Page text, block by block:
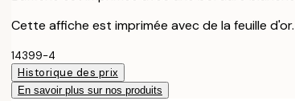
Cette affiche est imprimée avec de la feuille d'or.
14399-4
Historique des prix
En savoir plus sur nos produits